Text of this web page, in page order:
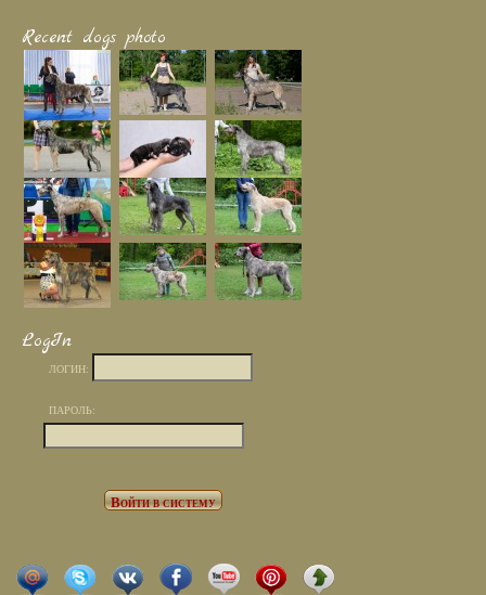
Recent dogs photo
LogIn
ЛОГИН:
ПАРОЛЬ: